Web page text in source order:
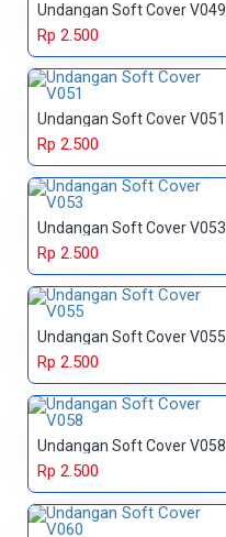
Undangan Soft Cover V049
Rp 2.500
Undangan Soft Cover V051
Rp 2.500
Undangan Soft Cover V053
Rp 2.500
Undangan Soft Cover V055
Rp 2.500
Undangan Soft Cover V058
Rp 2.500